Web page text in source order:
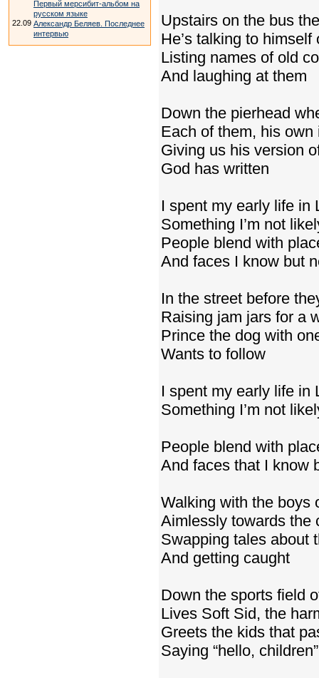
Первый мерсибит-альбом на
русском языке
22.09 Александр Беляев. Последнее
интервью
Upstairs on the bus
He’s talking to
Listing names of old
And laughing at them
Down the pierhead
Each of them, his
Giving us his version
God has written
I spent my early life in
Something I’m not
People blend with
And faces I know but
In the street before
Raising jam jars for a
Prince the dog with
Wants to follow
I spent my early life in
Something I’m not
People blend with
And faces that I know
Walking with the boys
Aimlessly towards the
Swapping tales about
And getting caught
Down the sports field
Lives Soft Sid, the
Greets the kids that
Saying “hello, children”